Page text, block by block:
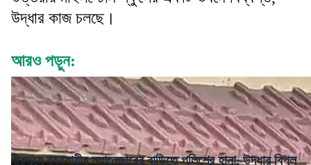
উদ্ধার কাজ চলছে।
আরও পড়ুন:
বীরভূমে ব্যবসায়ীর ম্যানেজারের বাড়িতে পুলিশের হানা, উদ্ধার বিপুল